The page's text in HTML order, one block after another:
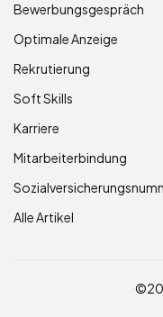
Bewerbungsgespräch
Optimale Anzeige
Rekrutierung
Soft Skills
Karriere
Mitarbeiterbindung
Alle Artikel